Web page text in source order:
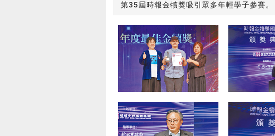
第35屆時報金犢獎吸引眾多年輕學子參賽。